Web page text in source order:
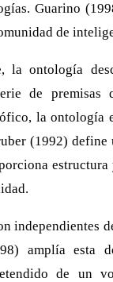
Guarino
de
la ontología
de
la ontología
(1992)
independientes
amplía esta
de un